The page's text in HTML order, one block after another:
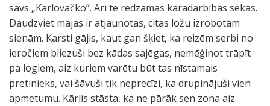
savs „Karlovačko”. Arī te redzamas karadarbības sekas.
Daudzviet mājas ir atjaunotas, citas ložu izrobotām
sienām. Karsti gājis, kaut gan šķiet, ka reizēm serbi no
ieročiem bliezuši bez kādas sajēgas, nemēģinot trāpīt
pa logiem, aiz kuriem varētu būt tas nīstamais
pretinieks, vai šāvuši tik neprecīzi, ka drupinājuši vien
apmetumu. Kārlis stāsta, ka ne pārāk sen zona aiz